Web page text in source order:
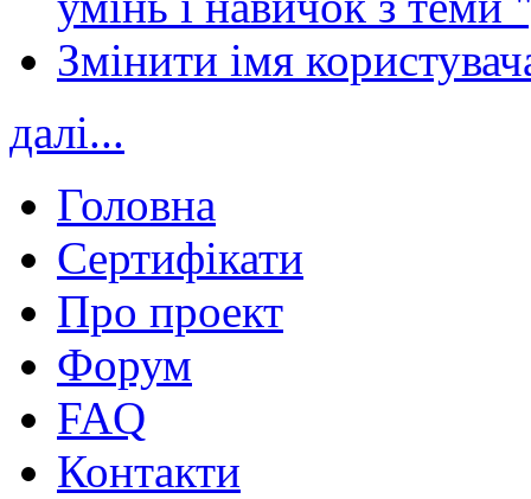
Змінити імя
далі...
Головна
Сертифікати
Про проект
Форум
FAQ
Контакти